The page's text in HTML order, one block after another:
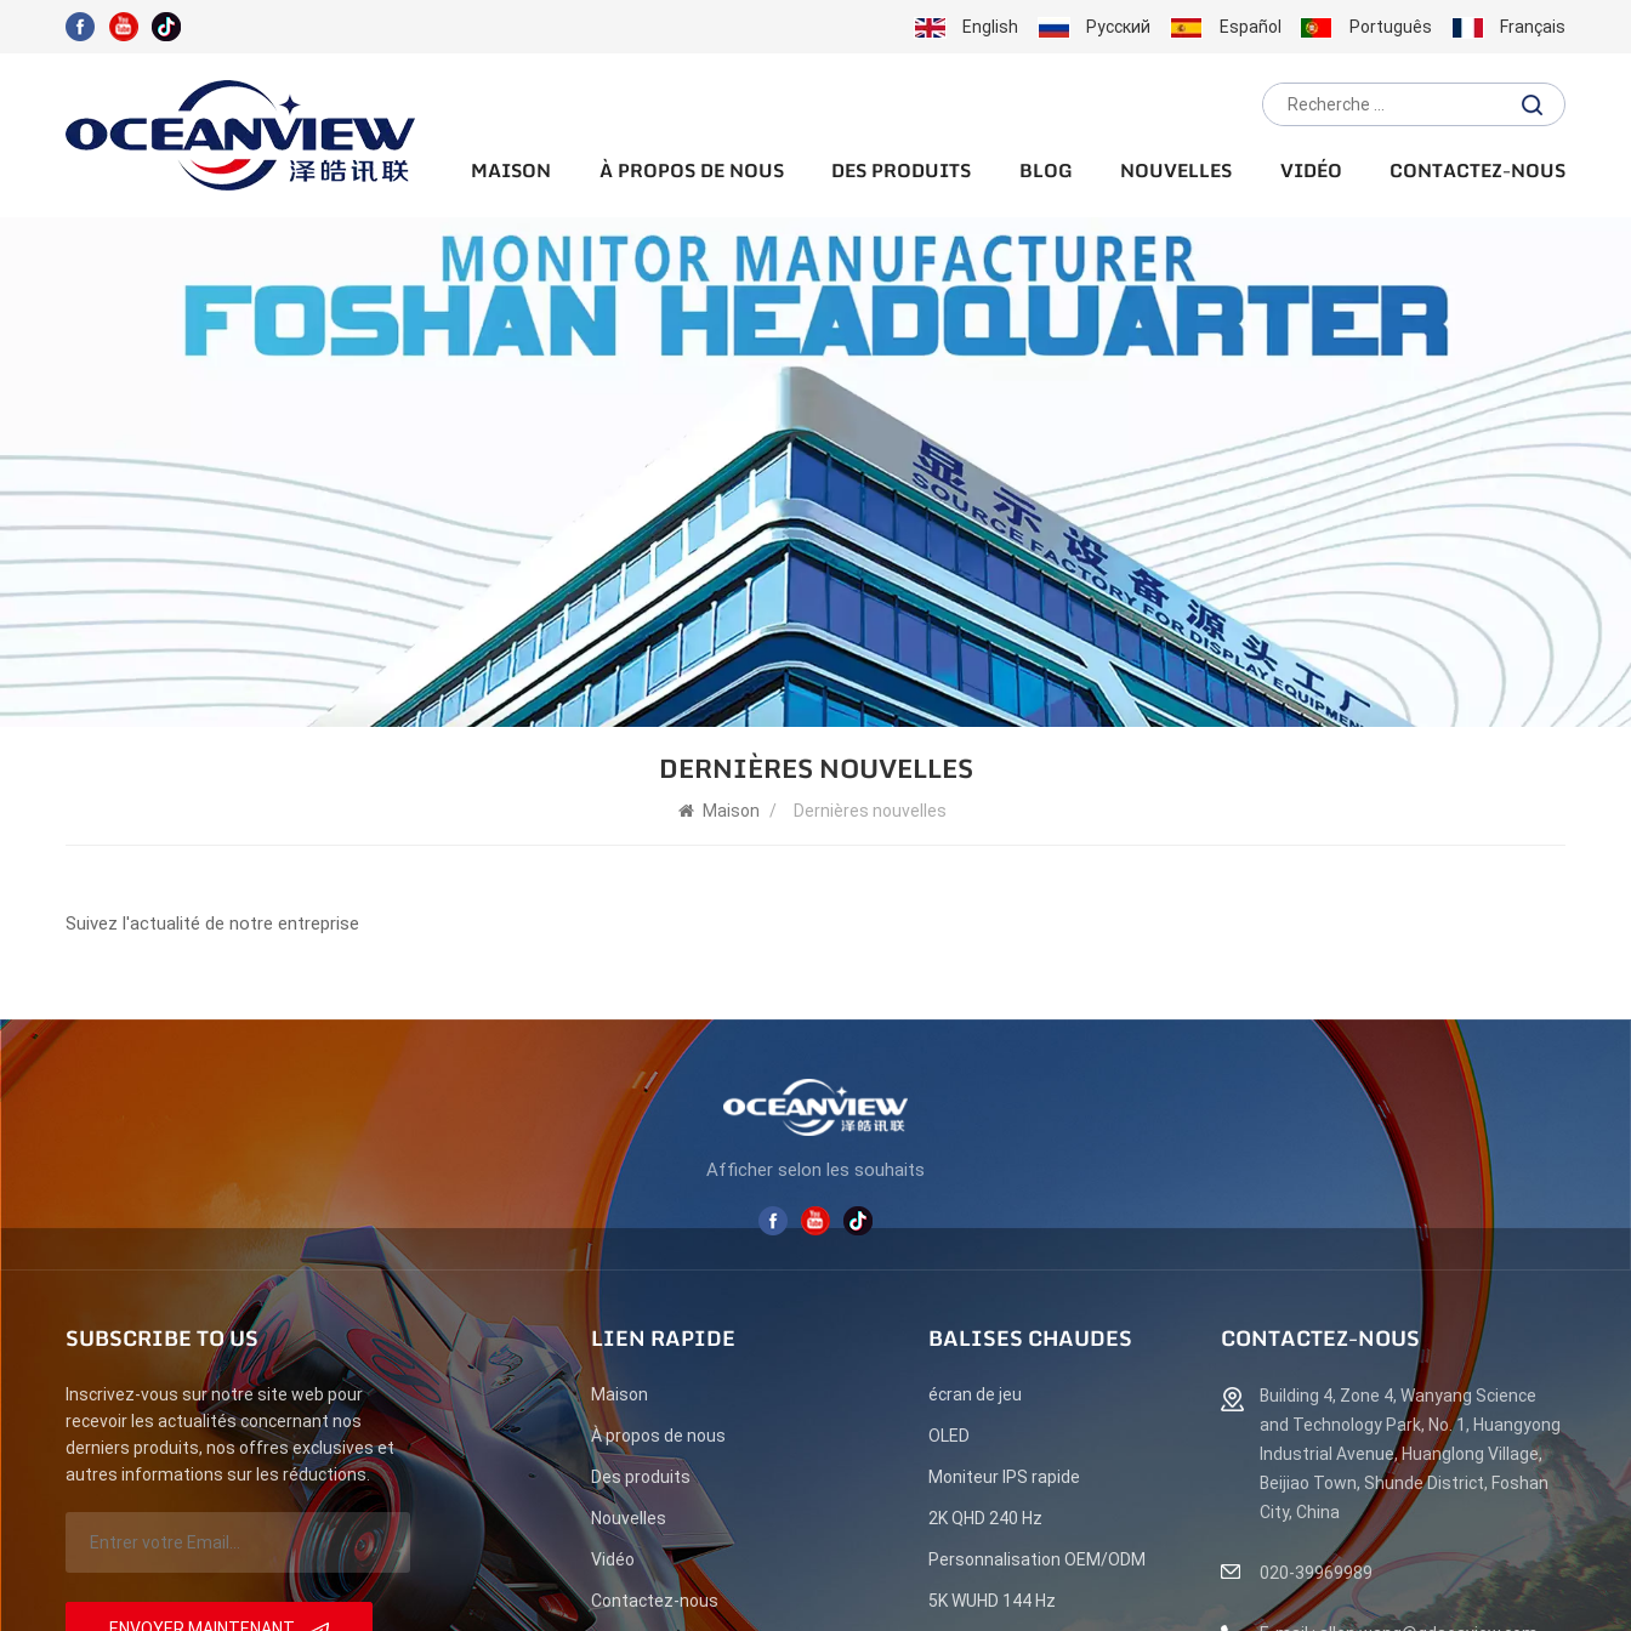
English Русский Español Português Français
MAISON À PROPOS DE NOUS DES PRODUITS BLOG NOUVELLES VIDÉO CONTACTEZ-NOUS
DERNIÈRES NOUVELLES
Maison / Dernières nouvelles
Suivez l'actualité de notre entreprise
Afficher selon les souhaits
SUBSCRIBE TO US
Inscrivez-vous sur notre site web pour
recevoir les actualités concernant nos
derniers produits, nos offres exclusives et
autres informations sur les réductions.
LIEN RAPIDE
Maison
À propos de nous
Des produits
Nouvelles
Vidéo
Contactez-nous
BALISES CHAUDES
écran de jeu
OLED
Moniteur IPS rapide
2K QHD 240 Hz
Personnalisation OEM/ODM
5K WUHD 144 Hz
CONTACTEZ-NOUS
Building 4, Zone 4, Wanyang Science
and Technology Park, No. 1, Huangyong
Industrial Avenue, Huanglong Village,
Beijiao Town, Shunde District, Foshan
City, China
020-39969989